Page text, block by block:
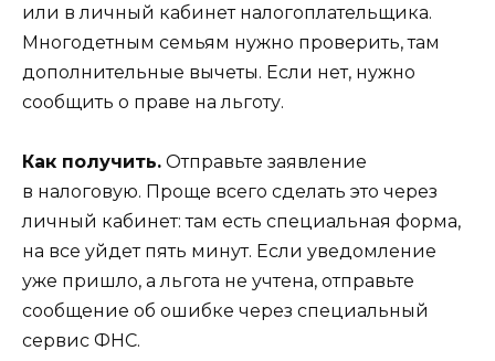
или в личный кабинет налогоплательщика.
Многодетным семьям нужно проверить, там
дополнительные вычеты. Если нет, нужно
сообщить о праве на льготу.
Как получить. Отправьте заявление
в налоговую. Проще всего сделать это через
личный кабинет: там есть специальная форма,
на все уйдет пять минут. Если уведомление
уже пришло, а льгота не учтена, отправьте
сообщение об ошибке через специальный
сервис ФНС.